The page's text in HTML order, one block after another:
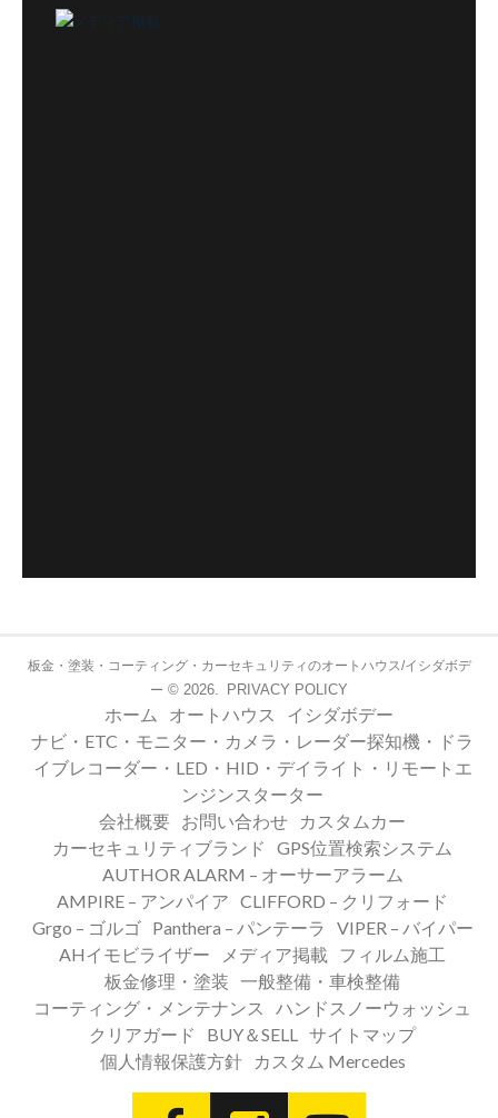
板金・塗装・コーティング・カーセキュリティのオートハウス/イシダボデ
ー © 2026. PRIVACY POLICY
ホーム オートハウス
イシダボデー
ナビ・ETC・モニター・カメラ・レーダー探知機・ドラ
イブレコーダー・LED・HID・デイライト・リモートエ
ンジンスターター
会社概要 お問い合わせ
カスタムカー
カーセキュリティブランド
GPS位置検索システム
AUTHOR ALARM – オーサーアラーム
AMPIRE – アンパイア CLIFFORD – クリフォード
Grgo – ゴルゴ
Panthera – パンテーラ
VIPER – バイパー
AHイモビライザー
メディア掲載
フィルム施工
板金修理・塗装 一般整備・車検整備
コーティング・メンテナンス
ハンドスノーウォッシュ
クリアガード
BUY＆SELL サイトマップ
個人情報保護方針
カスタム Mercedes